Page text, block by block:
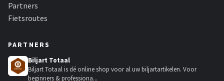
Partners
Fietsroutes
PARTNERS
Biljart Totaal
Biljart Totaal is dé online shop voor al uw biljartartikelen. Voor
beginners & professiona...